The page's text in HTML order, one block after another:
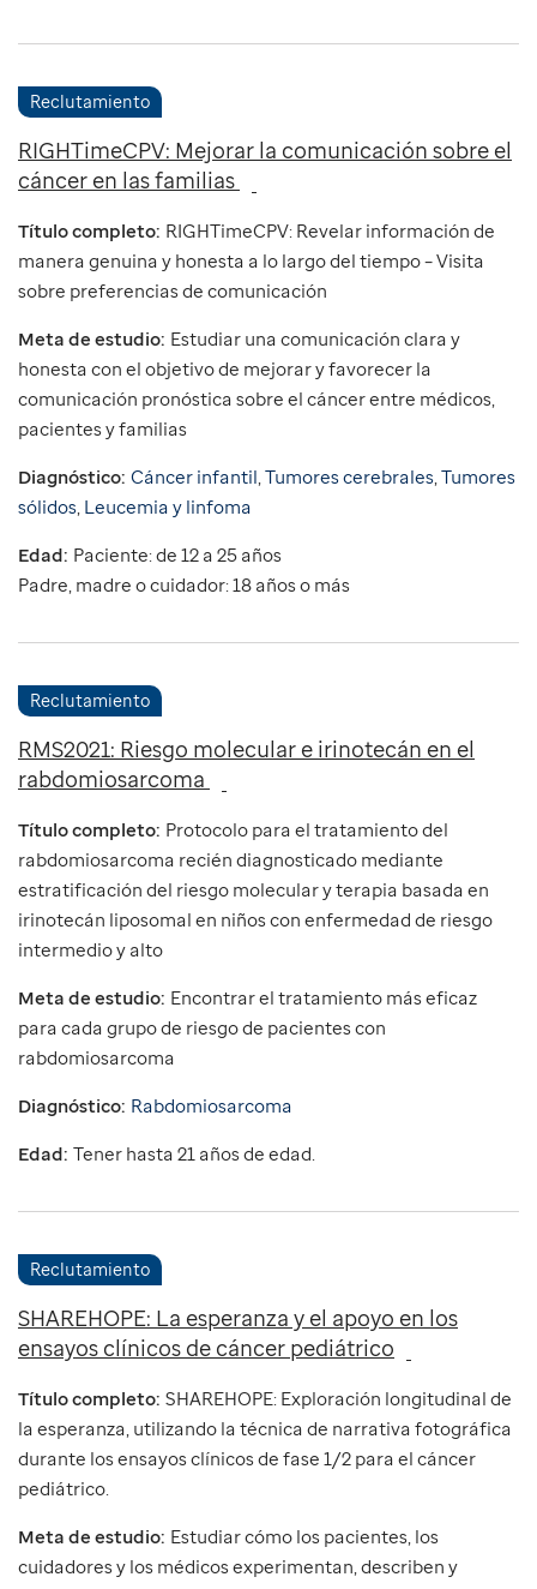
Reclutamiento
RIGHTimeCPV: Mejorar la comunicación sobre el
cáncer en las familias
Título completo: RIGHTimeCPV: Revelar información de
manera genuina y honesta a lo largo del tiempo – Visita
sobre preferencias de comunicación
Meta de estudio: Estudiar una comunicación clara y
honesta con el objetivo de mejorar y favorecer la
comunicación pronóstica sobre el cáncer entre médicos,
pacientes y familias
Diagnóstico: Cáncer infantil,Tumores cerebrales,Tumores
sólidos, Leucemia y linfoma
Edad: Paciente: de 12 a 25 años
Padre, madre o cuidador: 18 años o más
Reclutamiento
RMS2021: Riesgo molecular e irinotecán en el
rabdomiosarcoma
Título completo: Protocolo para el tratamiento del
rabdomiosarcoma recién diagnosticado mediante
estratificación del riesgo molecular y terapia basada en
irinotecán liposomal en niños con enfermedad de riesgo
intermedio y alto
Meta de estudio: Encontrar el tratamiento más eficaz
para cada grupo de riesgo de pacientes con
rabdomiosarcoma
Diagnóstico: Rabdomiosarcoma
Edad: Tener hasta 21 años de edad.
Reclutamiento
SHAREHOPE: La esperanza y el apoyo en los
ensayos clínicos de cáncer pediátrico
Título completo: SHAREHOPE: Exploración longitudinal de
la esperanza, utilizando la técnica de narrativa fotográfica
durante los ensayos clínicos de fase 1/2 para el cáncer
pediátrico.
Meta de estudio: Estudiar cómo los pacientes, los
cuidadores y los médicos experimentan, describen y